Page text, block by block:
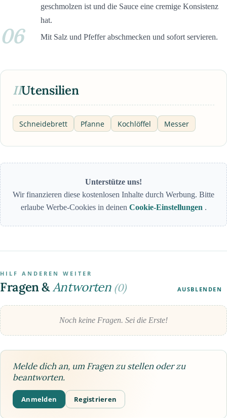
geschmolzen ist und die Sauce eine cremige Konsistenz
hat.
06 Mit Salz und Pfeffer abschmecken und sofort servieren.
IIUtensilien
Schneidebrett Pfanne Kochlöffel Messer
Unterstütze uns!
Wir finanzieren diese kostenlosen Inhalte durch Werbung. Bitte
erlaube Werbe-Cookies in deinen Cookie-Einstellungen .
HILF ANDEREN WEITER
Fragen &Antworten (0) AUSBLENDEN
Noch keine Fragen. Sei die Erste!
Melde dich an, um Fragen zu stellen oder zu
beantworten.
Anmelden Registrieren